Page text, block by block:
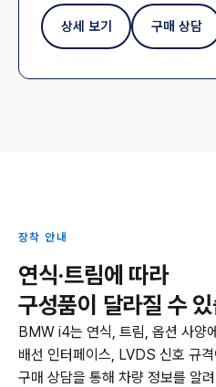
상세 보기 구매 상담
장착 안내
연식·트림에 따라
구성품이 달라질 수
BMW i4는 연식, 트림, 옵션 사양
배선 인터페이스, LVDS 신호 규
구매 상담을 통해 차량 정보를 알